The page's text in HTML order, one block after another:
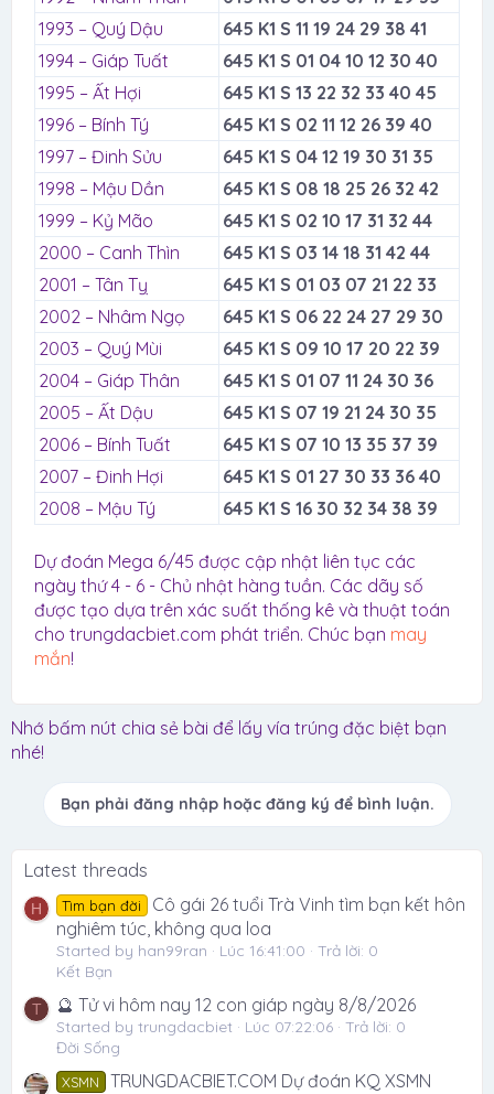
1993 – Quý Dậu
645 K1 S 11 19 24 29 38 41
1994 – Giáp Tuất
645 K1 S 01 04 10 12 30 40
1995 – Ất Hợi
645 K1 S 13 22 32 33 40 45
1996 – Bính Tý
645 K1 S 02 11 12 26 39 40
1997 – Đinh Sửu
645 K1 S 04 12 19 30 31 35
1998 – Mậu Dần
645 K1 S 08 18 25 26 32 42
1999 – Kỷ Mão
645 K1 S 02 10 17 31 32 44
2000 – Canh Thìn
645 K1 S 03 14 18 31 42 44
2001 – Tân Tỵ
645 K1 S 01 03 07 21 22 33
2002 – Nhâm Ngọ
645 K1 S 06 22 24 27 29 30
2003 – Quý Mùi
645 K1 S 09 10 17 20 22 39
2004 – Giáp Thân
645 K1 S 01 07 11 24 30 36
2005 – Ất Dậu
645 K1 S 07 19 21 24 30 35
2006 – Bính Tuất
645 K1 S 07 10 13 35 37 39
2007 – Đinh Hợi
645 K1 S 01 27 30 33 36 40
2008 – Mậu Tý
645 K1 S 16 30 32 34 38 39
Dự đoán Mega 6/45 được cập nhật liên tục các
ngày thứ 4 - 6 - Chủ nhật hàng tuần. Các dãy số
được tạo dựa trên xác suất thống kê và thuật toán
cho trungdacbiet.com phát triển. Chúc bạn may
mắn!
Nhớ bấm nút chia sẻ bài để lấy vía trúng đặc biệt bạn
nhé!
Bạn phải đăng nhập hoặc đăng ký để bình luận.
Latest threads
H Tìm bạn đời
Cô gái 26 tuổi Trà Vinh tìm bạn kết hôn
nghiêm túc, không qua loa
Started by han99ran Lúc 16:41:00
Trả lời: 0
Kết Bạn
T 🔮 Tử vi hôm nay 12 con giáp ngày 8/8/2026
Started by trungdacbiet Lúc 07:22:06
Trả lời: 0
Đời Sống
XSMN
TRUNGDACBIET.COM Dự đoán KQ XSMN